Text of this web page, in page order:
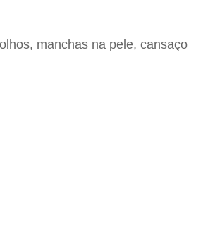
manchas na pele, cansaço